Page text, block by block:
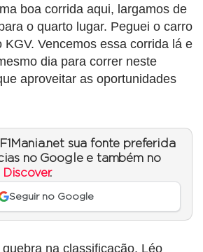
boa corrida aqui, largamos de
o quarto lugar. Peguei o carro
Vencemos essa corrida lá e
dia para correr neste
aproveitar as oportunidades
sua fonte preferida
no Google e também no
.
Seguir no Google
na classificação, Léo